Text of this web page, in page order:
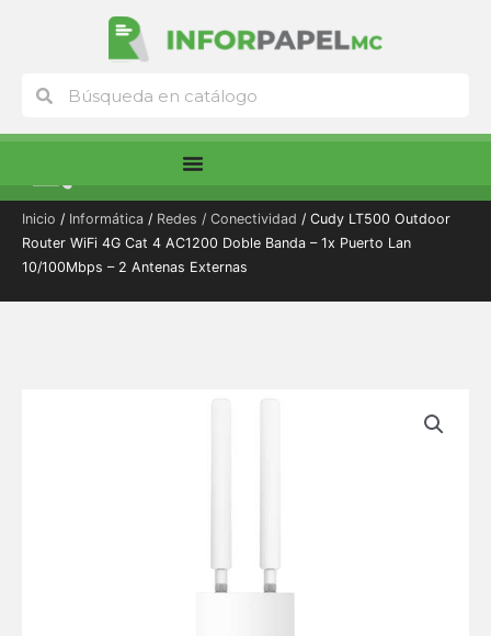
Buscar
Inicio / Informática / Redes / Conectividad / Cudy LT500 Outdoor
Router WiFi 4G Cat 4 AC1200 Doble Banda – 1x Puerto Lan
10/100Mbps – 2 Antenas Externas